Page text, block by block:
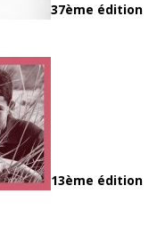
37ème édition
13ème édition